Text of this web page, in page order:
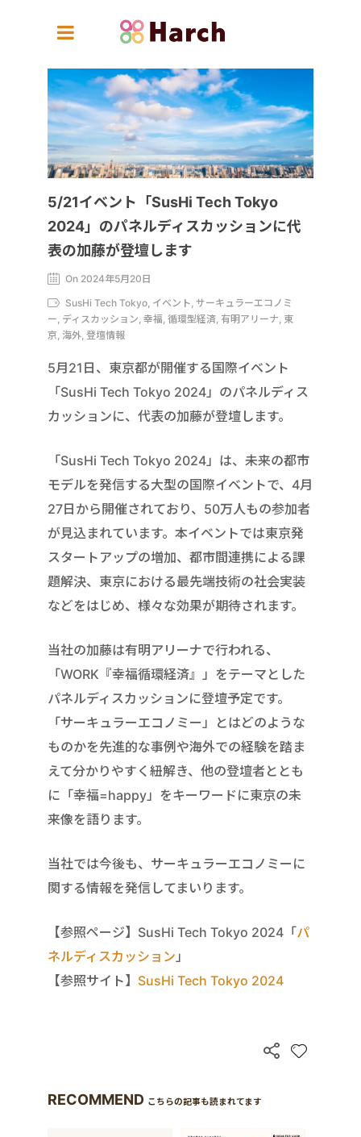
5/21イベント「SusHi Tech Tokyo
2024」のパネルディスカッションに代
表の加藤が登壇します
On 2024年5月20日
SusHi Tech Tokyo, イベント, サーキュラーエコノミ
ー, ディスカッション, 幸福, 循環型経済, 有明アリーナ, 東
京, 海外, 登壇情報
5月21日、東京都が開催する国際イベント
「SusHi Tech Tokyo 2024」のパネルディス
カッションに、代表の加藤が登壇します。
「SusHi Tech Tokyo 2024」は、未来の都市
モデルを発信する大型の国際イベントで、4月
27日から開催されており、50万人もの参加者
が見込まれています。本イベントでは東京発
スタートアップの増加、都市間連携による課
題解決、東京における最先端技術の社会実装
などをはじめ、様々な効果が期待されます。
当社の加藤は有明アリーナで行われる、
「WORK『幸福循環経済』」をテーマとした
パネルディスカッションに登壇予定です。
「サーキュラーエコノミー」とはどのような
ものかを先進的な事例や海外での経験を踏ま
えて分かりやすく紐解き、他の登壇者ととも
に「幸福=happy」をキーワードに東京の未
来像を語ります。
当社では今後も、サーキュラーエコノミーに
関する情報を発信してまいります。
【参照ページ】SusHi Tech Tokyo 2024「パ
ネルディスカッション」
【参照サイト】 SusHi Tech Tokyo 2024
RECOMMEND こちらの記事も読まれてます